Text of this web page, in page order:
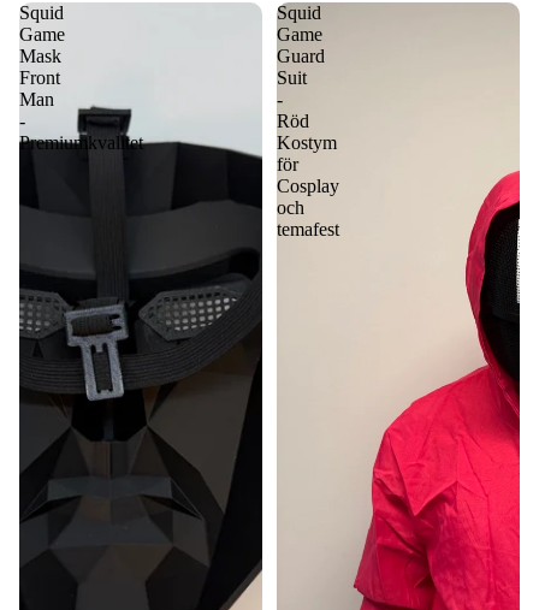
Squid
Game
Mask
Front
Man
-
Premiumkvalitet
Squid
Game
Guard
Suit
-
Röd
Kostym
för
Cosplay
och
temafest